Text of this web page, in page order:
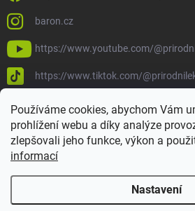
Používáme cookies, abychom Vám
prohlížení webu a díky analýze
zlepšovali jeho funkce, výkon a
informací
Nastavení
baron.cz
https://www.youtube.com/
https://www.tiktok.com/